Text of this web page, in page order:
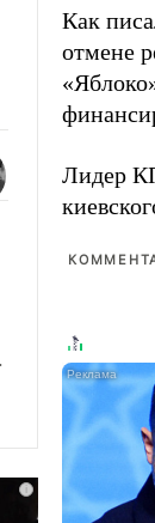
Как
отмене
Лидер